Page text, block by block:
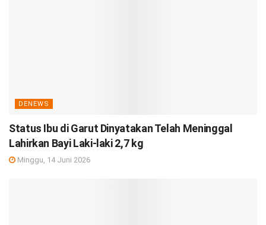
DENEWS
Status Ibu di Garut Dinyatakan Telah Meninggal
Lahirkan Bayi Laki-laki 2,7 kg
Minggu, 14 Juni 2026